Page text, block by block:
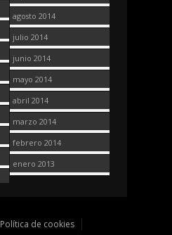
agosto 2014
julio 2014
junio 2014
mayo 2014
abril 2014
marzo 2014
febrero 2014
enero 2013
Política de cookies